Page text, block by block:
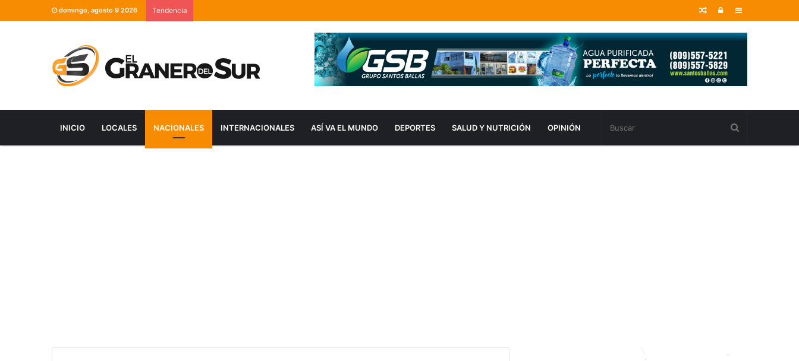
domingo, agosto 9 2026 Tendencia Sidebar
Entrar
Random
INICIO LOCALES NACIONALES INTERNACIONALES ASÍ VA EL MUNDO DEPORTES SALUD Y NUTRICIÓN OPINIÓN